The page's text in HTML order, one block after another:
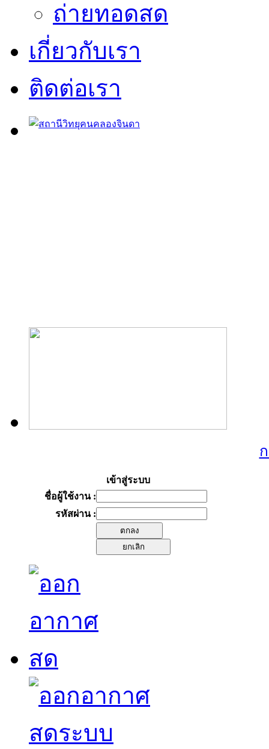
ถ่ายทอดสด
เกี่ยวกับเรา
ติดต่อเรา
เข้าสู่ระบบ
ชื่อผู้ใช้งาน :
รหัสผ่าน :